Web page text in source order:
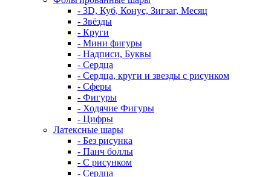
- 3D, Куб, Конус, Зигзаг, Месяц
- Звёзды
- Круги
- Мини фигуры
- Надписи, Буквы
- Сердца
- Сердца, круги и звезды с рисунком
- Сферы
- Фигуры
- Ходячие Фигуры
- Цифры
Латексные шары
- Без рисунка
- Панч боллы
- С рисунком
- Сердца